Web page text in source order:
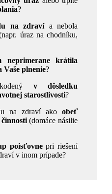
?
na zdravía nebola
úraz na chodníku,
neprimerane krátila
Vaše plnenie?
v dôsledku
starostlivosti?
na zdraví ako obeť
(domáce násilie
poisťovnepri riešení
v inom prípade?